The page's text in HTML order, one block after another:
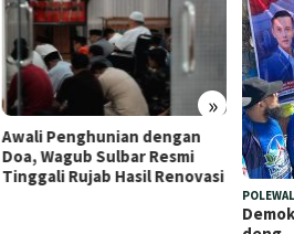
»
Plt. Kepala Bapperida Sulbar
Tekankan Sinergi
Perencanaan dan Penguatan